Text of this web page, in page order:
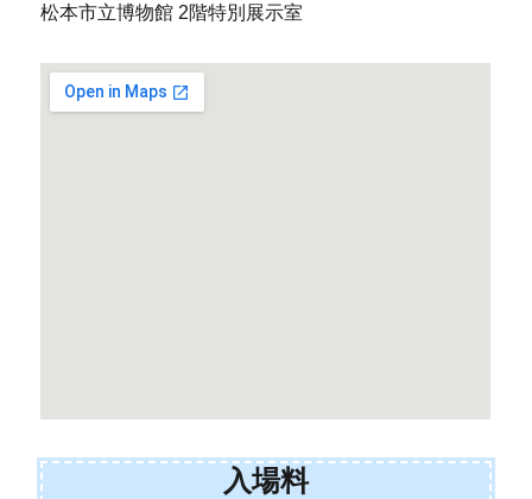
松本市立博物館 2階特別展示室
入場料